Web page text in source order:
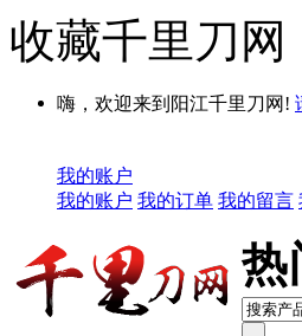
收藏千里刀网
嗨，欢迎来到阳江千里刀网!
我的账户
我的账户 我的订单 我的留言
热